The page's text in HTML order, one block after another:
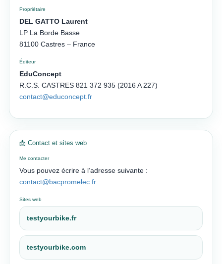
Propriétaire
DEL GATTO Laurent
LP La Borde Basse
81100 Castres – France
Éditeur
EduConcept
R.C.S. CASTRES 821 372 935 (2016 A 227)
contact@educoncept.fr
📩 Contact et sites web
Me contacter
Vous pouvez écrire à l’adresse suivante :
contact@bacpromelec.fr
Sites web
testyourbike.fr
testyourbike.com